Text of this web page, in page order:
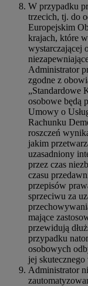
W przypadku
trzecich, tj. do
Europejskim
krajach, które
wystarczającej
Administrator
zgodne z
„Standardowe
osobowe będą
Umowy o
Rachunku
roszczeń
jakim
uzasadniony
przez czas
czasu
przepisów
sprzeciwu za
mające
przewidują
przypadku
osobowych
jej
Administrator